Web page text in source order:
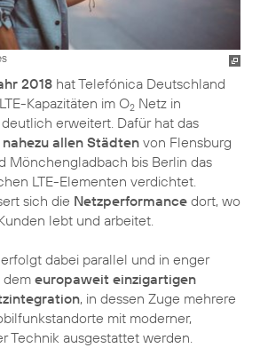
2018 hat Telefónica Deutschland
Kapazitäten im O2 Netz in
erweitert. Dafür hat das
nahezu allen Städten von Flensburg
Mönchengladbach bis Berlin das
LTE-Elementen verdichtet.
sich die Netzperformance dort, wo
lebt und arbeitet.
dabei parallel und in enger
demeuropaweit einzigartigen
, in dessen Zuge mehrere
mit moderner,
Technik ausgestattet werden.